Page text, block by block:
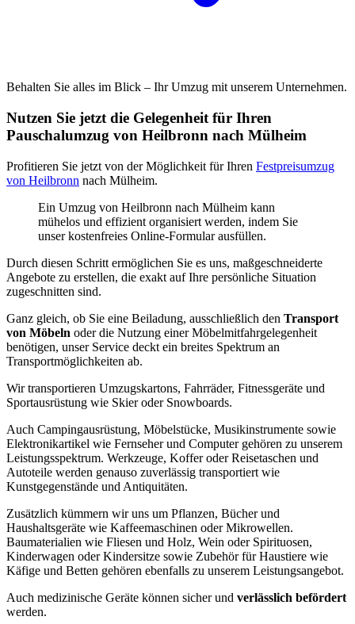
Behalten Sie alles im Blick – Ihr Umzug mit unserem Unternehmen.
Nutzen Sie jetzt die Gelegenheit für Ihren
Pauschalumzug von Heilbronn nach Mülheim
Profitieren Sie jetzt von der Möglichkeit für Ihren Festpreisumzug
von Heilbronn nach Mülheim.
Ein Umzug von Heilbronn nach Mülheim kann
mühelos und effizient organisiert werden, indem Sie
unser kostenfreies Online-Formular ausfüllen.
Durch diesen Schritt ermöglichen Sie es uns, maßgeschneiderte
Angebote zu erstellen, die exakt auf Ihre persönliche Situation
zugeschnitten sind.
Ganz gleich, ob Sie eine Beiladung, ausschließlich den Transport
von Möbeln oder die Nutzung einer Möbelmitfahrgelegenheit
benötigen, unser Service deckt ein breites Spektrum an
Transportmöglichkeiten ab.
Wir transportieren Umzugskartons, Fahrräder, Fitnessgeräte und
Sportausrüstung wie Skier oder Snowboards.
Auch Campingausrüstung, Möbelstücke, Musikinstrumente sowie
Elektronikartikel wie Fernseher und Computer gehören zu unserem
Leistungsspektrum. Werkzeuge, Koffer oder Reisetaschen und
Autoteile werden genauso zuverlässig transportiert wie
Kunstgegenstände und Antiquitäten.
Zusätzlich kümmern wir uns um Pflanzen, Bücher und
Haushaltsgeräte wie Kaffeemaschinen oder Mikrowellen.
Baumaterialien wie Fliesen und Holz, Wein oder Spirituosen,
Kinderwagen oder Kindersitze sowie Zubehör für Haustiere wie
Käfige und Betten gehören ebenfalls zu unserem Leistungsangebot.
Auch medizinische Geräte können sicher und verlässlich befördert
werden.